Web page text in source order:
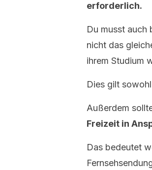
erforderlich.
Du musst auch
nicht das
ihrem Studium
Dies gilt
Außerdem
Freizeit in
Das bedeutet